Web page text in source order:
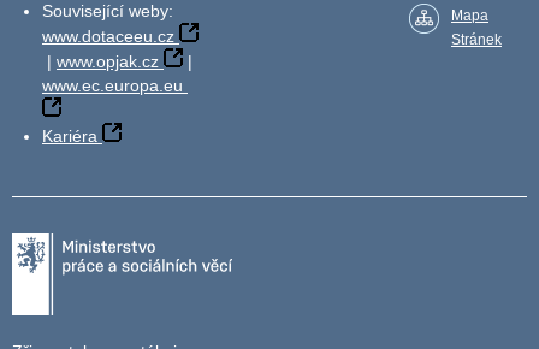
Související weby:
www.dotaceeu.cz
| www.opjak.cz
|
www.ec.europa.eu
Kariéra
Mapa
Stránek